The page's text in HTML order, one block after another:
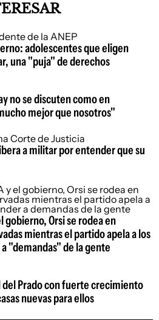
adolescentes que eligen
una "puja" de derechos
no se discuten como en
mejor que nosotros"
a militar por entender que su
gobierno, Orsi se rodea en
mientras el partido apela a los
"demandas" de la gente
del Prado con fuerte crecimiento
nuevas para ellos